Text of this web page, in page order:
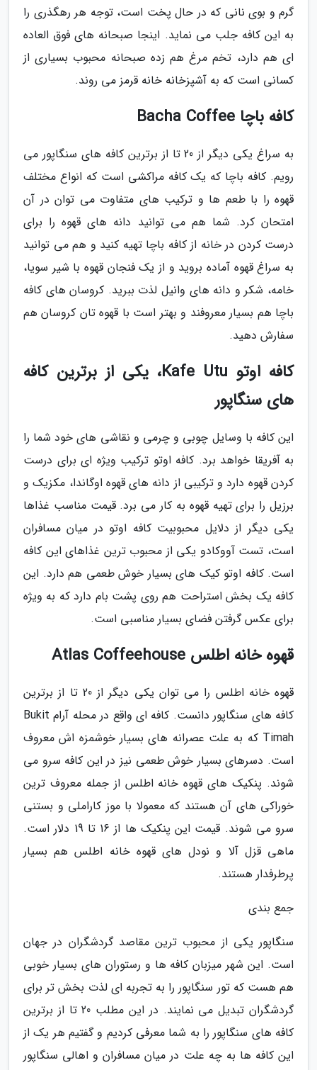
گرم و بوی نانی که در حال پخت است، توجه هر رهگذری را
به این کافه جلب می نماید. اینجا صبحانه های فوق العاده
ای هم دارد، تخم مرغ هم زده صبحانه محبوب بسیاری از
کسانی است که به آشپزخانه خانه قرمز می روند.
کافه باچا Bacha Coffee
به سراغ یکی دیگر از 20 تا از برترین کافه های سنگاپور می
رویم. کافه باچا که یک کافه مراکشی است که انواع مختلف
قهوه را با طعم ها و ترکیب های متفاوت می توان در آن
امتحان کرد. شما هم می توانید دانه های قهوه را برای
درست کردن در خانه از کافه باچا تهیه کنید و هم می توانید
به سراغ قهوه آماده بروید و از یک فنجان قهوه با شیر سویا،
خامه، شکر و دانه های وانیل لذت ببرید. کروسان های کافه
باچا هم بسیار معروفند و بهتر است با قهوه تان کروسان هم
سفارش دهید.
کافه اوتو Kafe Utu، یکی از برترین کافه
های سنگاپور
این کافه با وسایل چوبی و چرمی و نقاشی های خود شما را
به آفریقا خواهد برد. کافه اوتو ترکیب ویژه ای برای درست
کردن قهوه دارد و ترکیبی از دانه های قهوه اوگاندا، مکزیک و
برزیل را برای تهیه قهوه به کار می برد. قیمت مناسب غذاها
یکی دیگر از دلایل محبوبیت کافه اوتو در میان مسافران
است، تست آووکادو یکی از محبوب ترین غذاهای این کافه
است. کافه اوتو کیک های بسیار خوش طعمی هم دارد. این
کافه یک بخش استراحت هم روی پشت بام دارد که به ویژه
برای عکس گرفتن فضای بسیار مناسبی است.
قهوه خانه اطلس Atlas Coffeehouse
قهوه خانه اطلس را می توان یکی دیگر از 20 تا از برترین
کافه های سنگاپور دانست. کافه ای واقع در محله آرام Bukit
Timah که به علت عصرانه های بسیار خوشمزه اش معروف
است. دسرهای بسیار خوش طعمی نیز در این کافه سرو می
شوند. پنکیک های قهوه خانه اطلس از جمله معروف ترین
خوراکی های آن هستند که معمولا با موز کاراملی و بستنی
سرو می شوند. قیمت این پنکیک ها از 16 تا 19 دلار است.
ماهی قزل آلا و نودل های قهوه خانه اطلس هم بسیار
پرطرفدار هستند.
جمع بندی
سنگاپور یکی از محبوب ترین مقاصد گردشگران در جهان
است. این شهر میزبان کافه ها و رستوران های بسیار خوبی
هم هست که تور سنگاپور را به تجربه ای لذت بخش تر برای
گردشگران تبدیل می نمایند. در این مطلب 20 تا از برترین
کافه های سنگاپور را به شما معرفی کردیم و گفتیم هر یک از
این کافه ها به چه علت در میان مسافران و اهالی سنگاپور